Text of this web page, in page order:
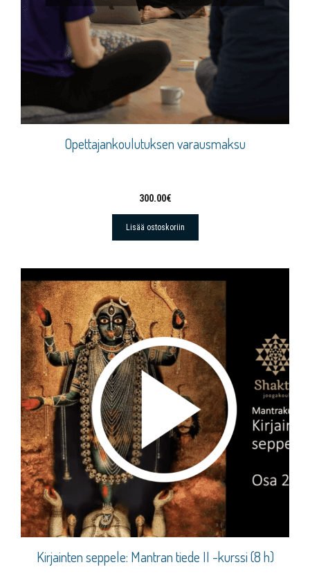
Opettajankoulutuksen varausmaksu
300.00€
Lisää ostoskoriin
Kirjainten seppele: Mantran tiede II -kurssi (8 h)